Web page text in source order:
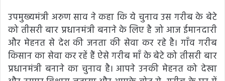
उपमुख्यमंत्री अरुण साव ने कहा कि ये चुनाव उस गरीब के बेटे
को तीसरी बार प्रधानमंत्री बनाने के लिए है जो आज ईमानदारी
और मेहनत से देश की जनता की सेवा कर रहे है। गाँव गरीब
किसान का सेवा कर रहें हैं ऐसे गरीब माँ के बेटे को तीसरी बार
प्रधानमंत्री बनाने का चुनाव है। आपने उनकी मेहनत को देखा